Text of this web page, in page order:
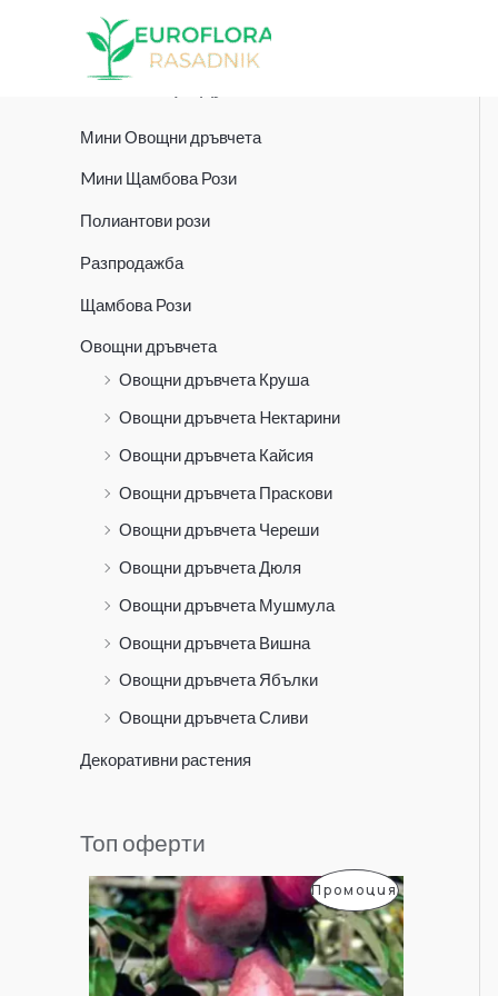
Всички продукти
Мини Овощни дръвчета
Mини Щамбова Рози
Полиантови рози
Разпродажба
Щамбова Рози
Овощни дръвчета
Овощни дръвчета Круша
Овощни дръвчета Hектарини
Овощни дръвчета Кайсия
Овощни дръвчета Праскови
Овощни дръвчета Череши
Овощни дръвчета Дюля
Овощни дръвчета Мушмула
Овощни дръвчета Вишна
Овощни дръвчета Ябълки
Овощни дръвчета Сливи
Декоративни растения
Топ оферти
ПромоцияП
Р
О
O
r
i
g
i
n
Т
е
к
у
щ
а